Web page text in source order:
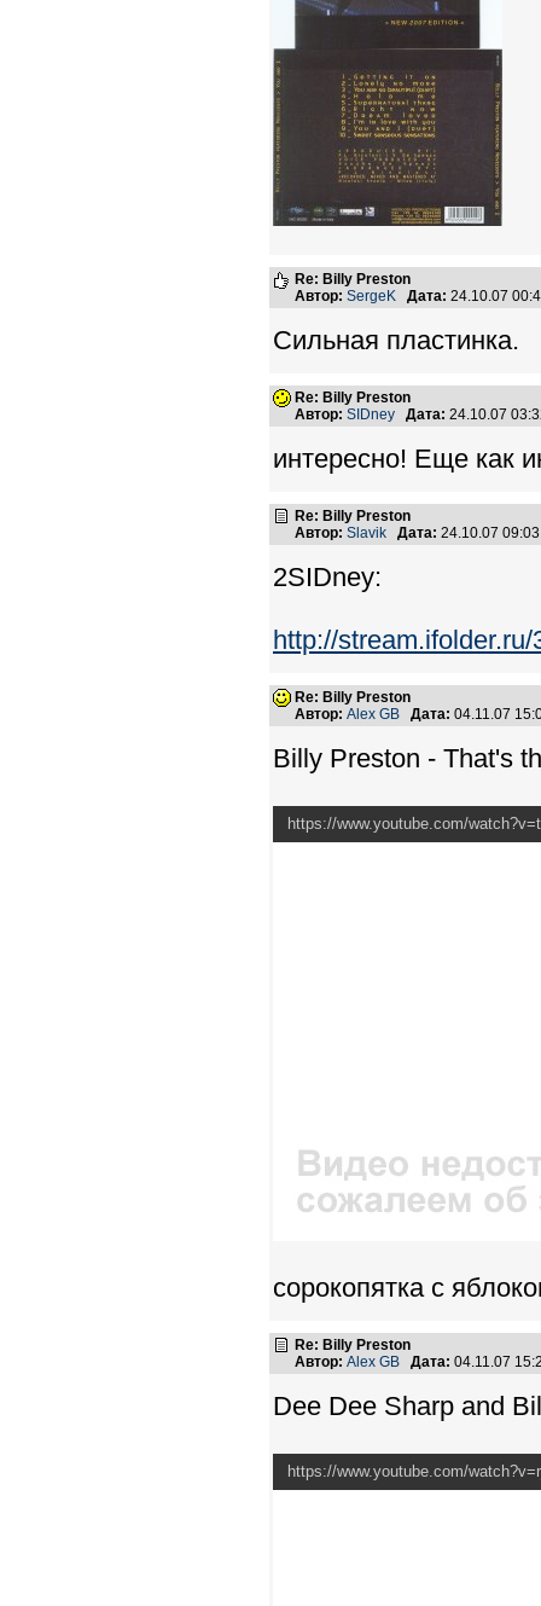
Re: Billy Preston
Автор: SergeK Дата: 24.10.07
Сильная пластинка.
Re: Billy Preston
Автор: SIDney Дата: 24.10.07
интересно! Еще как
Re: Billy Preston
Автор: Slavik Дата: 24.10.07
2SIDney:
http://stream.ifolder.ru/
Re: Billy Preston
Автор: Alex GB Дата: 04.11.07
Billy Preston - That's
https://www.youtube.com/
сорокопятка с
Re: Billy Preston
Автор: Alex GB Дата: 04.11.07
Dee Dee Sharp and
https://www.youtube.com/